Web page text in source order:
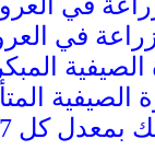
حسب التربة والحالة الجوية